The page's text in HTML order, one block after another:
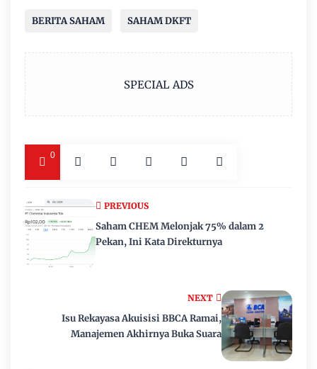
BERITA SAHAM SAHAM DKFT
SPECIAL ADS
0
NEXT
Isu Rekayasa Akuisisi BBCA Ramai,
Manajemen Akhirnya Buka Suara
PREVIOUS
Saham CHEM Melonjak 75% dalam 2
Pekan, Ini Kata Direkturnya